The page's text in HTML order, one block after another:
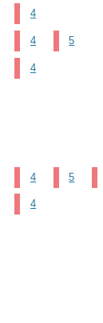
4
4 5
4
4 5
4